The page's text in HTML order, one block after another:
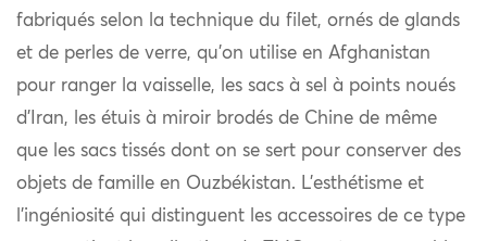
fabriqués selon la technique du filet, ornés de glands
et de perles de verre, qu’on utilise en Afghanistan
pour ranger la vaisselle, les sacs à sel à points noués
d’Iran, les étuis à miroir brodés de Chine de même
que les sacs tissés dont on se sert pour conserver des
objets de famille en Ouzbékistan. L’esthétisme et
l’ingéniosité qui distinguent les accessoires de ce type